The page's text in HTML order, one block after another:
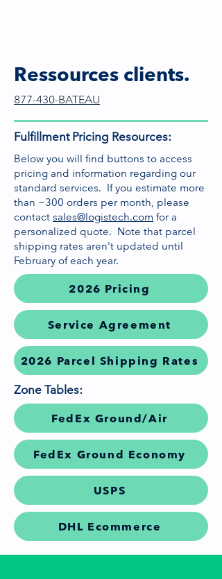
Ressources clients.
877-430-BATEAU
Fulfillment Pricing Resources:
Below you will find buttons to access
pricing and information regarding our
standard services. If you estimate more
than ~300 orders per month, please
contact sales@logistech.com for a
personalized quote. Note that parcel
shipping rates aren't updated until
February of each year.
2026 Pricing
Service Agreement
2026 Parcel Shipping Rates
Zone Tables:
FedEx Ground/Air
FedEx Ground Economy
USPS
DHL Ecommerce